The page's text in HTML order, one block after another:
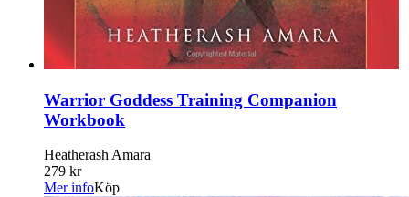
Warrior Goddess Training Companion
Workbook
Heatherash Amara
279 kr
Mer infoKöp